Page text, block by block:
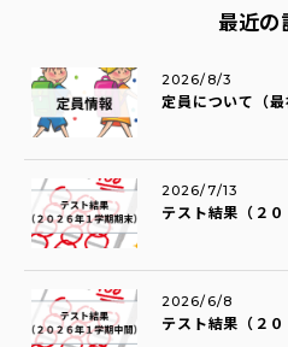
最近の
定員について（最
2026/8/3
テスト結果（２０
2026/7/13
テスト結果（２０
2026/6/8